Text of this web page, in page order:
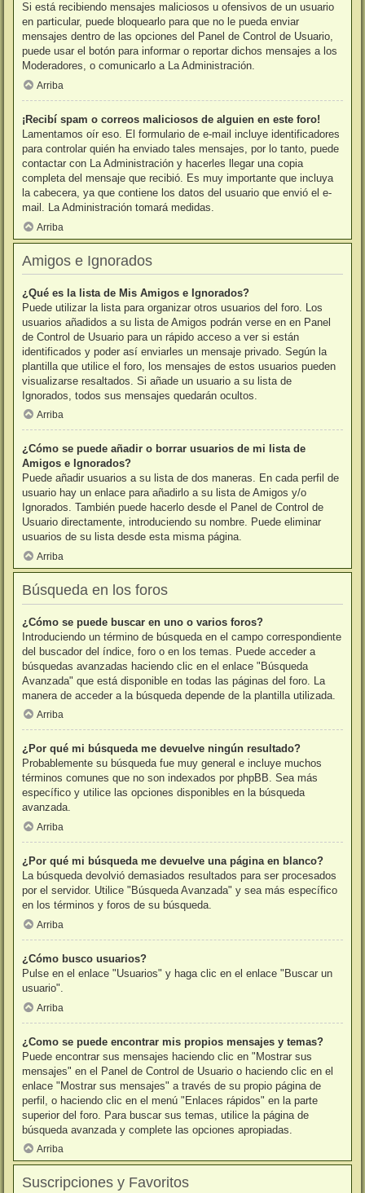
Si está recibiendo mensajes maliciosos u ofensivos de un usuario
en particular, puede bloquearlo para que no le pueda enviar
mensajes dentro de las opciones del Panel de Control de Usuario,
puede usar el botón para informar o reportar dichos mensajes a los
Moderadores, o comunicarlo a La Administración.
Arriba
¡Recibí spam o correos maliciosos de alguien en este foro!
Lamentamos oír eso. El formulario de e-mail incluye identificadores
para controlar quién ha enviado tales mensajes, por lo tanto, puede
contactar con La Administración y hacerles llegar una copia
completa del mensaje que recibió. Es muy importante que incluya
la cabecera, ya que contiene los datos del usuario que envió el e-
mail. La Administración tomará medidas.
Arriba
Amigos e Ignorados
¿Qué es la lista de Mis Amigos e Ignorados?
Puede utilizar la lista para organizar otros usuarios del foro. Los
usuarios añadidos a su lista de Amigos podrán verse en en Panel
de Control de Usuario para un rápido acceso a ver si están
identificados y poder así enviarles un mensaje privado. Según la
plantilla que utilice el foro, los mensajes de estos usuarios pueden
visualizarse resaltados. Si añade un usuario a su lista de
Ignorados, todos sus mensajes quedarán ocultos.
Arriba
¿Cómo se puede añadir o borrar usuarios de mi lista de
Amigos e Ignorados?
Puede añadir usuarios a su lista de dos maneras. En cada perfil de
usuario hay un enlace para añadirlo a su lista de Amigos y/o
Ignorados. También puede hacerlo desde el Panel de Control de
Usuario directamente, introduciendo su nombre. Puede eliminar
usuarios de su lista desde esta misma página.
Arriba
Búsqueda en los foros
¿Cómo se puede buscar en uno o varios foros?
Introduciendo un término de búsqueda en el campo correspondiente
del buscador del índice, foro o en los temas. Puede acceder a
búsquedas avanzadas haciendo clic en el enlace "Búsqueda
Avanzada" que está disponible en todas las páginas del foro. La
manera de acceder a la búsqueda depende de la plantilla utilizada.
Arriba
¿Por qué mi búsqueda me devuelve ningún resultado?
Probablemente su búsqueda fue muy general e incluye muchos
términos comunes que no son indexados por phpBB. Sea más
específico y utilice las opciones disponibles en la búsqueda
avanzada.
Arriba
¿Por qué mi búsqueda me devuelve una página en blanco?
La búsqueda devolvió demasiados resultados para ser procesados
por el servidor. Utilice "Búsqueda Avanzada" y sea más específico
en los términos y foros de su búsqueda.
Arriba
¿Cómo busco usuarios?
Pulse en el enlace "Usuarios" y haga clic en el enlace "Buscar un
usuario".
Arriba
¿Como se puede encontrar mis propios mensajes y temas?
Puede encontrar sus mensajes haciendo clic en "Mostrar sus
mensajes" en el Panel de Control de Usuario o haciendo clic en el
enlace "Mostrar sus mensajes" a través de su propio página de
perfil, o haciendo clic en el menú "Enlaces rápidos" en la parte
superior del foro. Para buscar sus temas, utilice la página de
búsqueda avanzada y complete las opciones apropiadas.
Arriba
Suscripciones y Favoritos